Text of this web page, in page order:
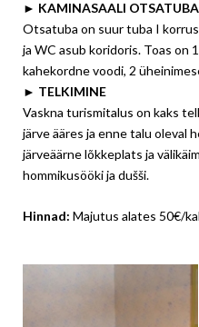
► KAMINASAALI
Otsatuba on suur tuba I
ja WC asub koridoris. Toas on
kahekordne voodi, 2
► TELKIMINE
Vaskna turismitalus on kaks
järve ääres ja enne talu oleval
järveäärne lõkkeplats ja
hommikusööki ja dušši.
Hinnad: Majutus alates 50€/